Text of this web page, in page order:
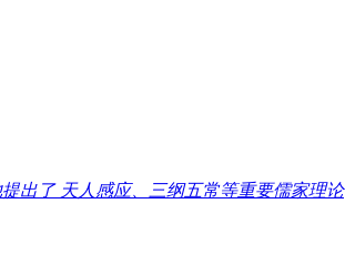
出了 天人感应、三纲五常等重要儒家理论